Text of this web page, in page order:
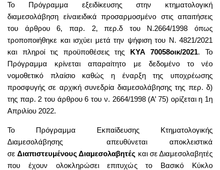
Το Πρόγραμμα εξειδίκευσης στην κτηματολογική
διαμεσολάβηση είναιειδικά προσαρμοσμένο στις απαιτήσεις
του άρθρου 6, παρ. 2, περ.δ του Ν.2664/1998 όπως
τροποποιήθηκε και ισχύει μετά την ψήφιση του Ν. 4821/2021
και πληροί τις προϋποθέσεις της ΚΥΑ 70058οικ/2021. Το
Πρόγραμμα κρίνεται απαραίτητο με δεδομένο το νέο
νομοθετικό πλαίσιο καθώς η έναρξη της υποχρέωσης
προσφυγής σε αρχική συνεδρία διαμεσολάβησης της περ. δ)
της παρ. 2 του άρθρου 6 του ν. 2664/1998 (Α’ 75) ορίζεται η 1η
Απριλίου 2022.
Το Πρόγραμμα Εκπαίδευσης Κτηματολογικής
Διαμεσολάβησης απευθύνεται αποκλειστικά
σεΔιαπιστευμένους Διαμεσολαβητές και σε Διαμεσολαβητές
που έχουν ολοκληρώσει επιτυχώς το Βασικό Κύκλο